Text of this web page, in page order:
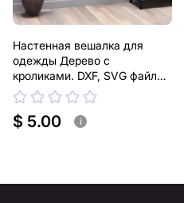
Настенная вешалка для
одежды Дерево с
кроликами. DXF, SVG файлы
для плазменной, лазерной
резки
$ 5.00 i